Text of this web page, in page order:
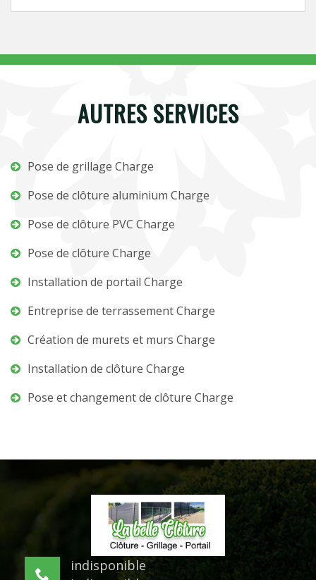
AUTRES SERVICES
Pose de grillage Charge
Pose de clôture aluminium Charge
Pose de clôture PVC Charge
Pose de clôture Charge
Installation de portail Charge
Entreprise de terrassement Charge
Création de murets et murs Charge
Installation de clôture Charge
Pose et changement de clôture Charge
indisponible